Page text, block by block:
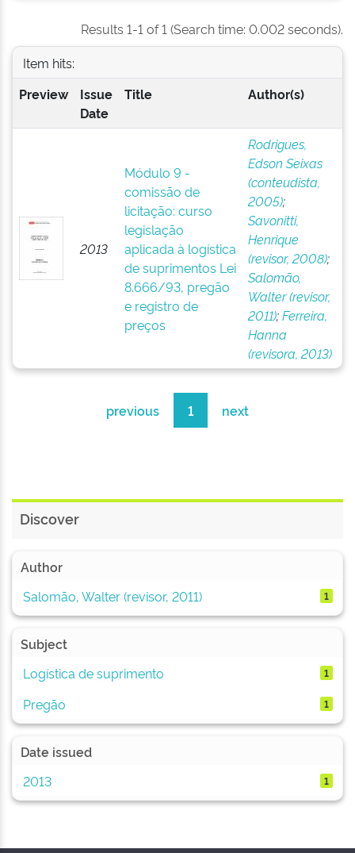
Results 1-1 of 1 (Search time: 0.002 seconds).
Item hits:
Preview
Issue
Date
Title Author(s)
2013
Módulo 9 -
comissão de
licitação: curso
legislação
aplicada à logística
de suprimentos Lei
8.666/93, pregão
e registro de
preços
Rodrigues,
Edson Seixas
(conteudista,
2005);
Savonitti,
Henrique
(revisor, 2008);
Salomão,
Walter (revisor,
2011);Ferreira,
Hanna
(revisora, 2013)
previous 1 next
Discover
Author
Salomão, Walter (revisor, 2011)
1
Subject
Logística de suprimento
1
Pregão 1
Date issued
2013
1